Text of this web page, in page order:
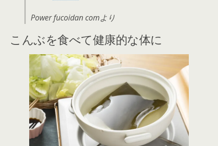
Power fucoidan comより
こんぶを食べて健康的な体に